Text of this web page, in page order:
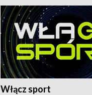
Włącz sport